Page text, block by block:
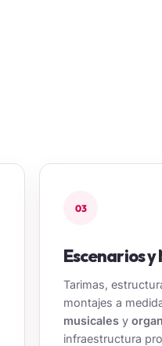
03
Escenarios
Tarimas,
montajes a
musicales y
infraestructura